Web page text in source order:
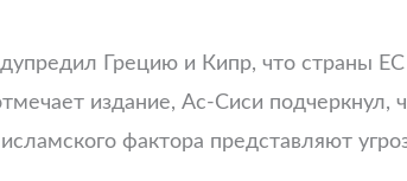
Грецию и Кипр, что страны
издание, Ас-Сиси подчеркнул,
фактора представляют